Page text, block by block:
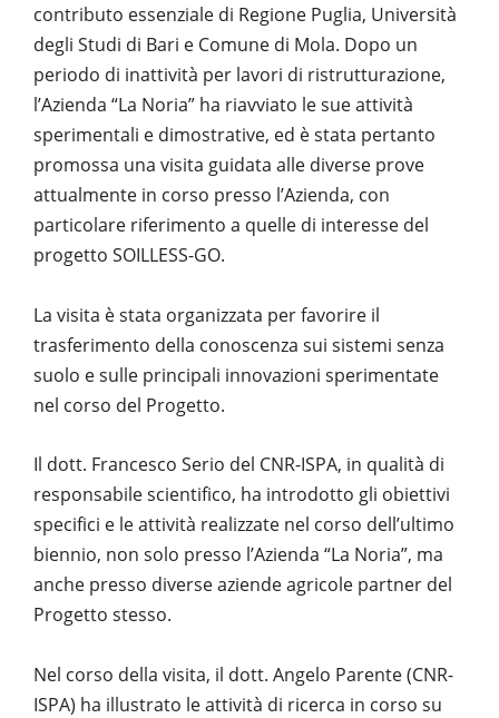
contributo essenziale di Regione Puglia, Università
degli Studi di Bari e Comune di Mola. Dopo un
periodo di inattività per lavori di ristrutturazione,
l’Azienda “La Noria” ha riavviato le sue attività
sperimentali e dimostrative, ed è stata pertanto
promossa una visita guidata alle diverse prove
attualmente in corso presso l’Azienda, con
particolare riferimento a quelle di interesse del
progetto SOILLESS-GO.
La visita è stata organizzata per favorire il
trasferimento della conoscenza sui sistemi senza
suolo e sulle principali innovazioni sperimentate
nel corso del Progetto.
Il dott. Francesco Serio del CNR-ISPA, in qualità di
responsabile scientifico, ha introdotto gli obiettivi
specifici e le attività realizzate nel corso dell’ultimo
biennio, non solo presso l’Azienda “La Noria”, ma
anche presso diverse aziende agricole partner del
Progetto stesso.
Nel corso della visita, il dott. Angelo Parente (CNR-
ISPA) ha illustrato le attività di ricerca in corso su